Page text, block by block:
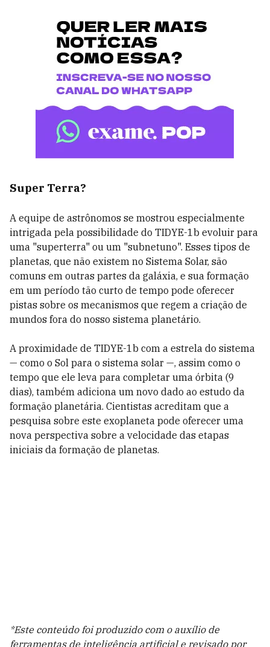
Super Terra?
A equipe de astrônomos se mostrou especialmente
intrigada pela possibilidade do TIDYE-1b evoluir para
uma "superterra" ou um "subnetuno". Esses tipos de
planetas, que não existem no Sistema Solar, são
comuns em outras partes da galáxia, e sua formação
em um período tão curto de tempo pode oferecer
pistas sobre os mecanismos que regem a criação de
mundos fora do nosso sistema planetário.
A proximidade de TIDYE-1b com a estrela do sistema
— como o Sol para o sistema solar —, assim como o
tempo que ele leva para completar uma órbita (9
dias), também adiciona um novo dado ao estudo da
formação planetária. Cientistas acreditam que a
pesquisa sobre este exoplaneta pode oferecer uma
nova perspectiva sobre a velocidade das etapas
iniciais da formação de planetas.
*Este conteúdo foi produzido com o auxílio de
ferramentas de inteligência artificial e revisado por